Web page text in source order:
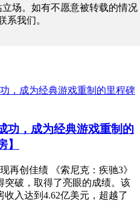
场。如有不愿意被转载的情况
系我们。
功，成为经典游戏重制的
】
再创佳绩 《索尼克：疾驰3》
突破，取得了亮眼的成绩。该
入达到4.62亿美元，超越了